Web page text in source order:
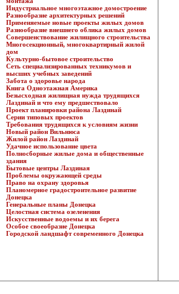
Индустриальное многоэтажное домостроение
Разнообразие архитектурных решений
Применяемые новые проекты жилых домов
Разнообразие внешнего облика жилых домов
Совершенствование жилищного строительства
Многосекционный, многоквартирный жилой
дом
Культурно-бытовое строительство
Сеть специализированных техникумов и
высших учебных заведений
Забота о здоровье народа
Книга Одноэтажная Америка
Безысходная жилищная нужда трудящихся
Лаздинай и что ему предшествовало
Проект планировки района Лаздинай
Серии типовых проектов
Требования трудящихся к условиям жизни
Новый район Вильнюса
Жилой район Лаздинай
Удачное использование цвета
Полносборные жилые дома и общественные
здания
Бытовые центры Лаздиная
Проблемы окружающей среды
Право на охрану здоровья
Планомерное градостроительное развитие
Донецка
Генеральные планы Донецка
Целостная система озеленения
Искусственные водоемы и их берега
Особое своеобразие Донецка
Городской ландшафт современного Донецка